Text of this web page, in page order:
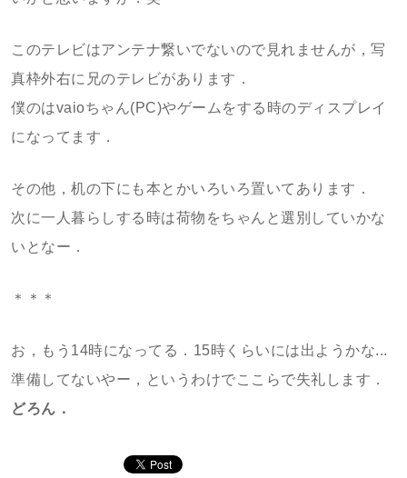
このテレビはアンテナ繋いでないので見れませんが，写
真枠外右に兄のテレビがあります．
僕のはvaioちゃん(PC)やゲームをする時のディスプレイ
になってます．
その他，机の下にも本とかいろいろ置いてあります．
次に一人暮らしする時は荷物をちゃんと選別していかな
いとなー．
＊＊＊
お，もう14時になってる．15時くらいには出ようかな...
準備してないやー，というわけでここらで失礼します．
どろん．